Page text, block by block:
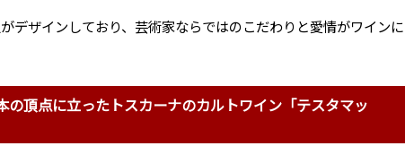
デザインしており、芸術家ならではのこだわりと愛情がワインに
の頂点に立ったトスカーナのカルトワイン「テスタマッ